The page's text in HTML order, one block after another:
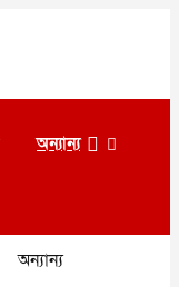
অন্যান্য
অন্যান্য